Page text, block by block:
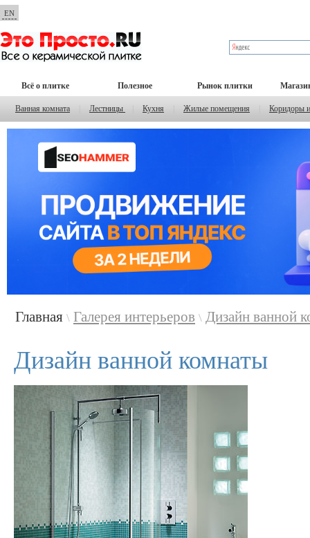
EN
Всё о плитке Полезное Рынок плитки
Ванная комната Лестницы Кухня Жилые помещения Коридоры
Главная \ Галерея интерьеров \ Дизайн ванной
Дизайн ванной комнаты